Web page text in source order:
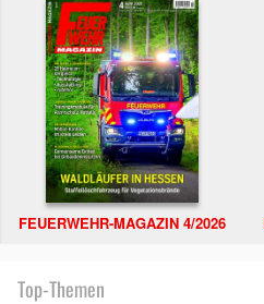
FEUERWEHR-MAGAZIN 4/2026
Top-Themen